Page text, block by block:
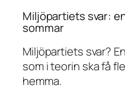
Miljöpartiets svar:
sommar
Miljöpartiets svar?
som i teorin ska få
hemma.